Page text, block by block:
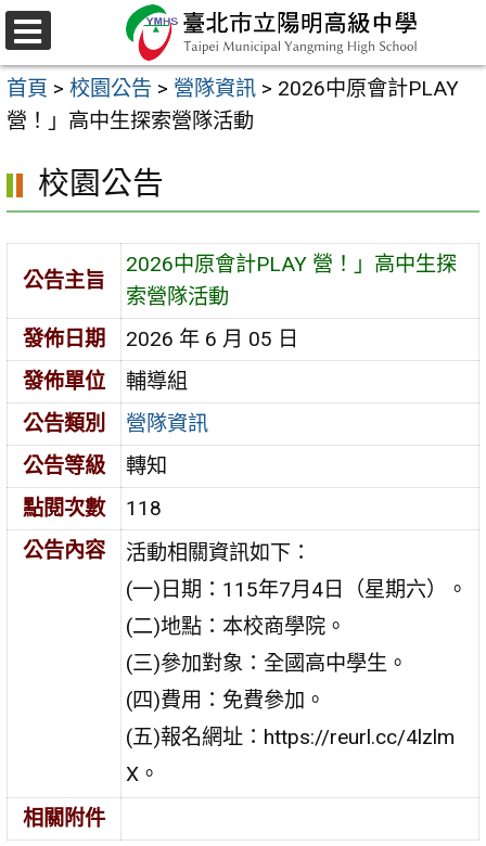
跳
至
主
要
容
區
選
單
首頁 > 校園公告 > 營隊資訊 > 2026中原會計PLAY
營！」高中生探索營隊活動
校園公告
公告主旨
2026中原會計PLAY 營！」高中生探
索營隊活動
發佈日期
2026 年 6 月 05 日
發佈單位
輔導組
公告類別
營隊資訊
公告等級
轉知
點閱次數
118
公告內容
活動相關資訊如下：
(一)日期：115年7月4日（星期六）。
(二)地點：本校商學院。
(三)參加對象：全國高中學生。
(四)費用：免費參加。
(五)報名網址：https://reurl.cc/4lzlm
X。
相關附件